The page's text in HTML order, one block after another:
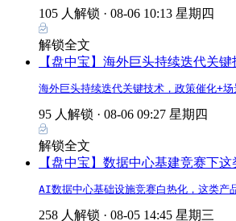
105 人解锁 · 08-06 10:13 星期四
解锁全文
【盘中宝】海外巨头持续迭代关
海外巨头持续迭代关键技术，政策催化+
95 人解锁 · 08-06 09:27 星期四
解锁全文
【盘中宝】数据中心基建竞赛下
AI数据中心基础设施竞赛白热化，这类产
258 人解锁 · 08-05 14:45 星期三